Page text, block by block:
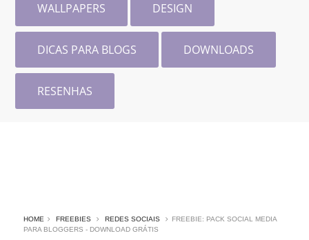
WALLPAPERS DESIGN
DICAS PARA BLOGS DOWNLOADS
RESENHAS
HOME FREEBIES REDES SOCIAIS
FREEBIE: PACK SOCIAL MEDIA
PARA BLOGGERS - DOWNLOAD GRÁTIS